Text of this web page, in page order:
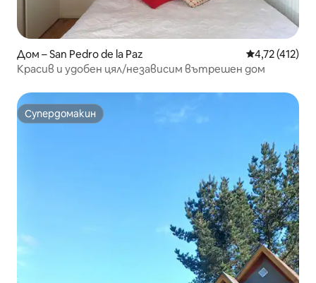
Дом – San Pedro de la Paz Средна
4,72 (412)
Красив и удобен цял/независим вътрешен дом
Супердомакин
Супердомакин